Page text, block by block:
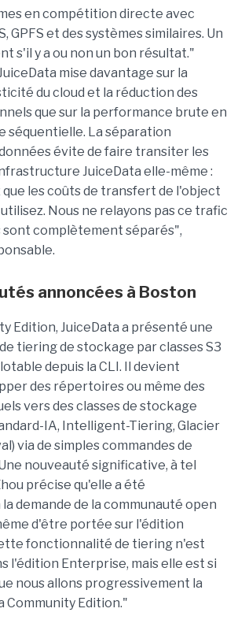
en compétition directe avec
GPFS et des systèmes similaires. Un
s'il y a ou non un bon résultat."
mise davantage sur la
du cloud et la réduction des
que sur la performance brute en
séquentielle. La séparation
évite de faire transiter les
JuiceData elle-même :
que les coûts de transfert de l'object
Nous ne relayons pas ce trafic
sont complètement séparés",
annoncées à Boston
Edition, JuiceData a présenté une
tiering de stockage par classes S3
depuis la CLI. Il devient
des répertoires ou même des
vers des classes de stockage
IA, Intelligent-Tiering, Glacier
via de simples commandes de
nouveauté significative, à tel
précise qu'elle a été
demande de la communauté open
d'être portée sur l'édition
fonctionnalité de tiering n'est
l'édition Enterprise, mais elle est si
nous allons progressivement la
Community Edition."